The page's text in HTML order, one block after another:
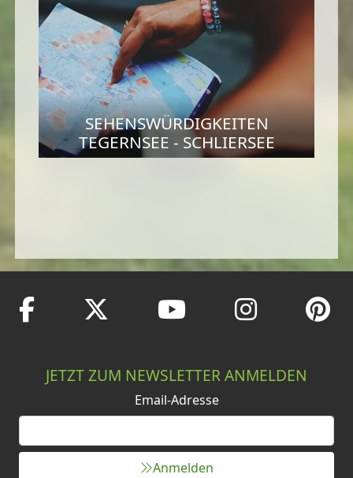
SEHENSWÜRDIGKEITEN
TEGERNSEE - SCHLIERSEE
JETZT ZUM NEWSLETTER ANMELDEN
Email-Adresse
Anmelden